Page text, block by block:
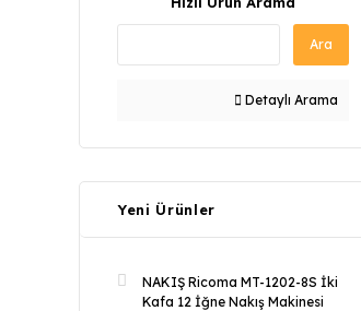
Ara
Detaylı Arama
Yeni Ürünler
NAKIŞ Ricoma MT-1202-8S İki
Kafa 12 İğne Nakış Makinesi